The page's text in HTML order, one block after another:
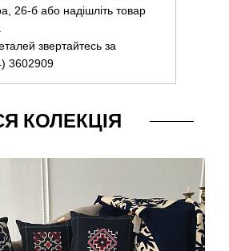
26-б або надішліть товар
звертайтесь за
3602909
КОЛЕКЦІЯ